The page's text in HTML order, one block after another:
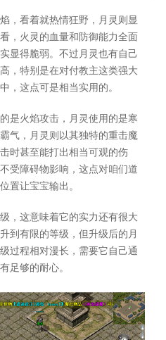
，看着就热情狂野，月灵则显
，火灵的血量和防御能力全面
显得脆弱。不过月灵也有自己
，特别是在对付教主这类强大
，这点可是相当实用的。
是火焰攻击，月灵使用的是寒
气，月灵则以其独特的重击魔
时甚至能打出相当可观的伤
受障碍物影响，这点对咱们道
置让宝宝输出。
，这意味着它的实力还有很大
到有限的等级，但升级后的月
过程相对漫长，需要它自己通
足够的耐心。